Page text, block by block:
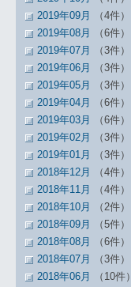
2019年09月
（4件）
2019年08月
（6件）
2019年07月
（3件）
2019年06月
（3件）
2019年05月
（3件）
2019年04月
（6件）
2019年03月
（6件）
2019年02月
（3件）
2019年01月
（3件）
2018年12月
（4件）
2018年11月
（4件）
2018年10月
（2件）
2018年09月
（5件）
2018年08月
（6件）
2018年07月
（3件）
2018年06月
（10件）